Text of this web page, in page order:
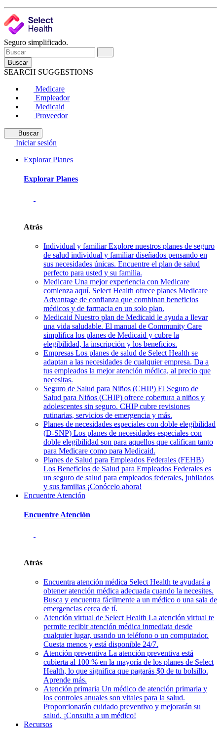
Seguro simplificado.
Buscar
SEARCH SUGGESTIONS
Medicare
Empleador
Medicaid
Proveedor
Buscar
Iniciar sesión
Explorar Planes
Explorar Planes
Atrás
Individual y familiar Explore nuestros planes de seguro
de salud individual y familiar diseñados pensando en
sus necesidades únicas. Encuentre el plan de salud
perfecto para usted y su familia.
Medicare Una mejor experiencia con Medicare
comienza aquí. Select Health ofrece planes Medicare
Advantage de confianza que combinan beneficios
médicos y de farmacia en un solo plan.
Medicaid Nuestro plan de Medicaid le ayuda a llevar
una vida saludable. El manual de Community Care
simplifica los planes de Medicaid y cubre la
elegibilidad, la inscripción y los beneficios.
Empresas Los planes de salud de Select Health se
adaptan a las necesidades de cualquier empresa. Da a
tus empleados la mejor atención médica, al precio que
necesitas.
Seguro de Salud para Niños (CHIP) El Seguro de
Salud para Niños (CHIP) ofrece cobertura a niños y
adolescentes sin seguro. CHIP cubre revisiones
rutinarias, servicios de emergencia y más.
Planes de necesidades especiales con doble elegibilidad
(D-SNP) Los planes de necesidades especiales con
doble elegibilidad son para aquellos que califican tanto
para Medicare como para Medicaid.
Planes de Salud para Empleados Federales (FEHB)
Los Beneficios de Salud para Empleados Federales es
un seguro de salud para empleados federales, jubilados
y sus familias ¡Conócelo ahora!
Encuentre Atención
Encuentre Atención
Atrás
Encuentra atención médica Select Health te ayudará a
obtener atención médica adecuada cuando la necesites.
Busca y encuentra fácilmente a un médico o una sala de
emergencias cerca de tí.
Atención virtual de Select Health La atención virtual te
permite recibir atención médica inmediata desde
cualquier lugar, usando un teléfono o un computador.
Cuesta menos y está disponible 24/7.
Atención preventiva La atención preventiva está
cubierta al 100 % en la mayoría de los planes de Select
Health, lo que significa que pagarás $0 de tu bolsillo.
Aprende más.
Atención primaria Un médico de atención primaria y
los controles anuales son vitales para la salud.
Proporcionarán cuidado preventivo y mejorarán su
salud. ¡Consulta a un médico!
Recursos